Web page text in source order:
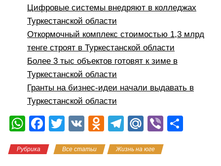
Цифровые системы внедряют в колледжах
Туркестанской области
Откормочный комплекс стоимостью 1,3 млрд
тенге строят в Туркестанской области
Более 3 тыс объектов готовят к зиме в
Туркестанской области
Гранты на бизнес-идеи начали выдавать в
Туркестанской области
W
at
F
c
T
tt
V
O
n
T
e
M
.R
Vi
Рубрика Все статьи Жизнь на юге